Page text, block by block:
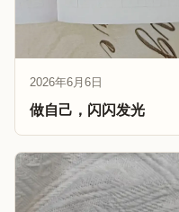
2026年6月6日
做自己，闪闪发光